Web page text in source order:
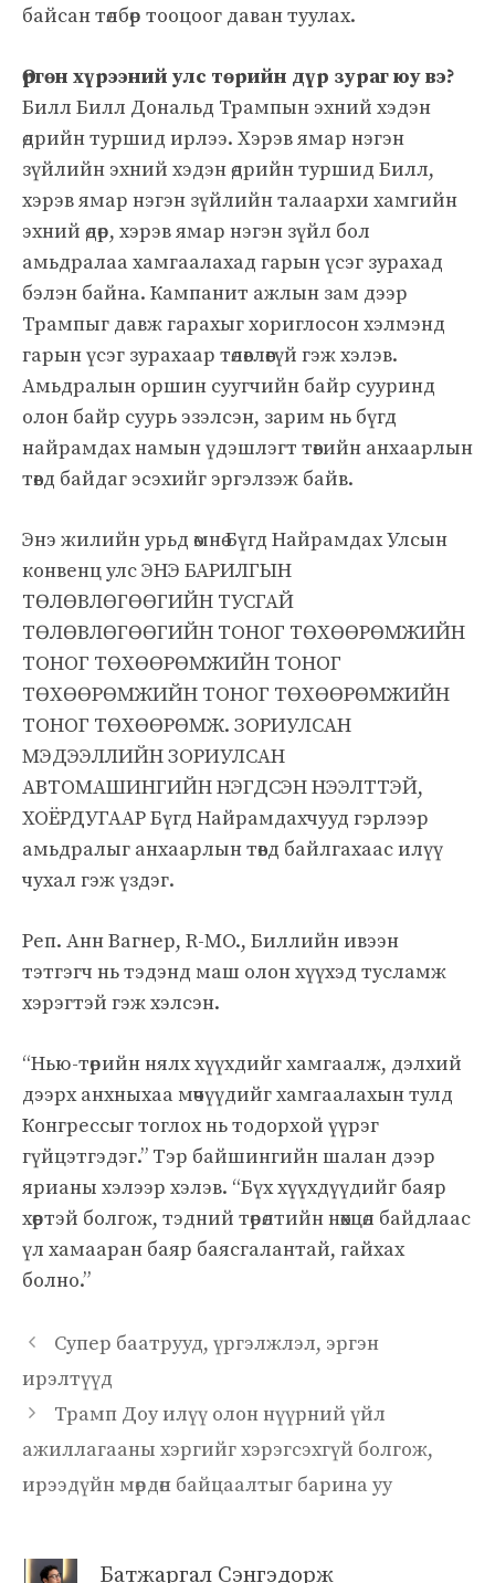
байсан төлбөр тооцоог даван туулах.
Өргөн хүрээний улс төрийн дүр зураг юу вэ?
Билл Билл Дональд Трампын эхний хэдэн
өдрийн туршид ирлээ. Хэрэв ямар нэгэн
зүйлийн эхний хэдэн өдрийн туршид Билл,
хэрэв ямар нэгэн зүйлийн талаархи хамгийн
эхний өдөр, хэрэв ямар нэгэн зүйл бол
амьдралаа хамгаалахад гарын үсэг зурахад
бэлэн байна. Кампанит ажлын зам дээр
Трампыг давж гарахыг хориглосон хэлмэнд
гарын үсэг зурахаар төлөвлөөгүй гэж хэлэв.
Амьдралын оршин суугчийн байр сууринд
олон байр суурь эзэлсэн, зарим нь бүгд
найрамдах намын үдэшлэгт төвийн анхаарлын
төвд байдаг эсэхийг эргэлзэж байв.
Энэ жилийн урьд өмнө Бүгд Найрамдах Улсын
конвенц улс ЭНЭ БАРИЛГЫН
ТӨЛӨВЛӨГӨӨГИЙН ТУСГАЙ
ТӨЛӨВЛӨГӨӨГИЙН ТОНОГ ТӨХӨӨРӨМЖИЙН
ТОНОГ ТӨХӨӨРӨМЖИЙН ТОНОГ
ТӨХӨӨРӨМЖИЙН ТОНОГ ТӨХӨӨРӨМЖИЙН
ТОНОГ ТӨХӨӨРӨМЖ. ЗОРИУЛСАН
МЭДЭЭЛЛИЙН ЗОРИУЛСАН
АВТОМАШИНГИЙН НЭГДСЭН НЭЭЛТТЭЙ,
ХОЁРДУГААР Бүгд Найрамдахчууд гэрлээр
амьдралыг анхаарлын төвд байлгахаас илүү
чухал гэж үздэг.
Реп. Анн Вагнер, R-MO., Биллийн ивээн
тэтгэгч нь тэдэнд маш олон хүүхэд тусламж
хэрэгтэй гэж хэлсэн.
“Нью-төрийн нялх хүүхдийг хамгаалж, дэлхий
дээрх анхныхаа мөчүүдийг хамгаалахын тулд
Конгрессыг тоглох нь тодорхой үүрэг
гүйцэтгэдэг.” Тэр байшингийн шалан дээр
ярианы хэлээр хэлэв. “Бүх хүүхдүүдийг баяр
хөөртэй болгож, тэдний төрөлтийн нөхцөл байдлаас
үл хамааран баяр баясгалантай, гайхах
болно.”
Супер баатрууд, үргэлжлэл, эргэн
ирэлтүүд
Трамп Доу илүү олон нүүрний үйл
ажиллагааны хэргийг хэрэгсэхгүй болгож,
ирээдүйн мөрдөн байцаалтыг барина уу
Батжаргал Сэнгэдорж